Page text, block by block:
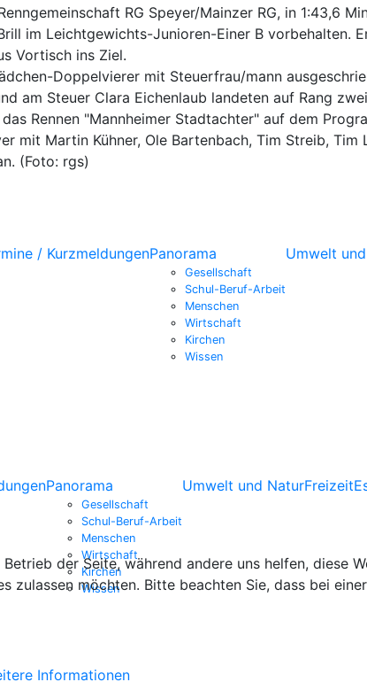
RG Speyer/Mainzer RG, in 1:43,6
im Leichtgewichts-Junioren-Einer B vorbehalten.
Vortisch ins Ziel.
Doppelvierer mit Steuerfrau/mann
am Steuer Clara Eichenlaub landeten auf Rang
Rennen "Mannheimer Stadtachter" auf dem
mit Martin Kühner, Ole Bartenbach, Tim Streib, Tim
(Foto: rgs)
/ KurzmeldungenPanorama
Gesellschaft
Schul-Beruf-Arbeit
Menschen
Wirtschaft
Kirchen
Wissen
Umwelt
Panorama
Gesellschaft
Schul-Beruf-Arbeit
Menschen
Wirtschaft
Kirchen
Wissen
Umwelt und NaturFreizeit
der Seite, während andere uns helfen, diese
möchten. Bitte beachten Sie, dass bei
Informationen